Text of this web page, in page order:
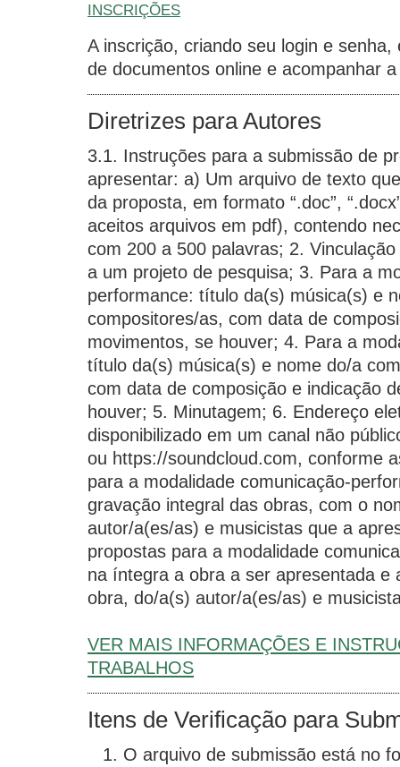
INSCRIÇÕES
A inscrição, criando seu login e
de documentos online e acompanhar
Diretrizes para Autores
3.1. Instruções para a submissão de
apresentar: a) Um arquivo de texto
da proposta, em formato “.doc”,
aceitos arquivos em pdf), contendo
com 200 a 500 palavras; 2.
a um projeto de pesquisa; 3. Para a
performance: título da(s) música(s) e
compositores/as, com data de
movimentos, se houver; 4. Para a
título da(s) música(s) e nome do/a
com data de composição e indicação
houver; 5. Minutagem; 6. Endereço
disponibilizado em um canal não
ou https://soundcloud.com, conforme
para a modalidade comunicação-
gravação integral das obras, com o
autor/a(es/as) e musicistas que a
propostas para a modalidade
na íntegra a obra a ser apresentada e
obra, do/a(s) autor/a(es/as) e
VER MAIS INFORMAÇÕES E
TRABALHOS
Itens de Verificação para
O arquivo de submissão está no